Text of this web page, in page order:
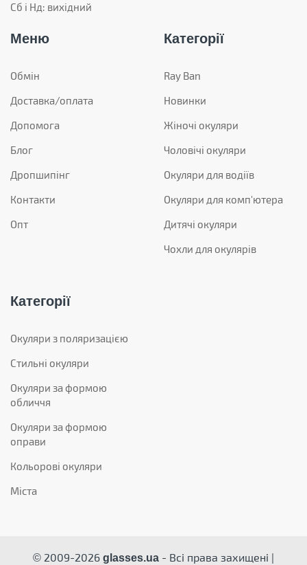
Сб і Нд: вихідний
Меню
Обмін
Доставка/оплата
Допомога
Блог
Дропшипінг
Контакти
Опт
Категорії
Ray Ban
Новинки
Жіночі окуляри
Чоловічі окуляри
Окуляри для водіїв
Окуляри для комп'ютера
Дитячі окуляри
Чохли для окулярів
Категорії
Окуляри з поляризацією
Стильні окуляри
Окуляри за формою
обличчя
Окуляри за формою
оправи
Кольорові окуляри
Міста
© 2009-2026 glasses.ua - Всі права захищені |